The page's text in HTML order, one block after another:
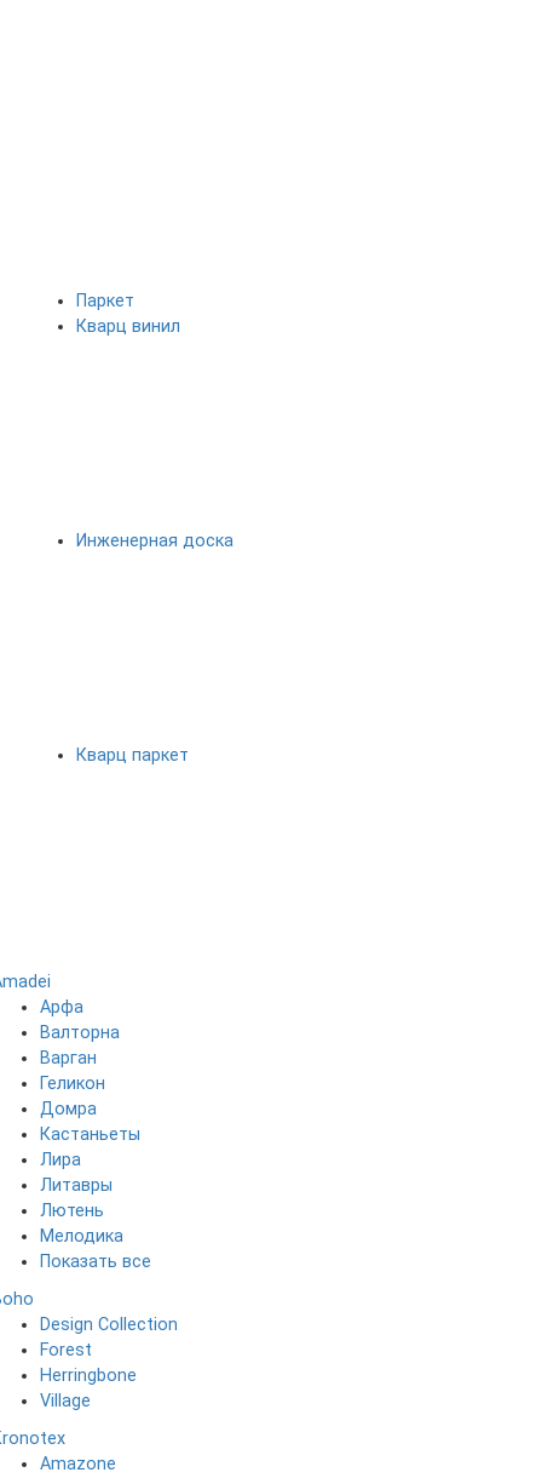
Паркет
Кварц винил
Инженерная доска
Кварц паркет
Арфа
Валторна
Варган
Геликон
Домра
Кастаньеты
Лира
Литавры
Лютень
Мелодика
Показать все
Design Collection
Forest
Herringbone
Village
Amazone